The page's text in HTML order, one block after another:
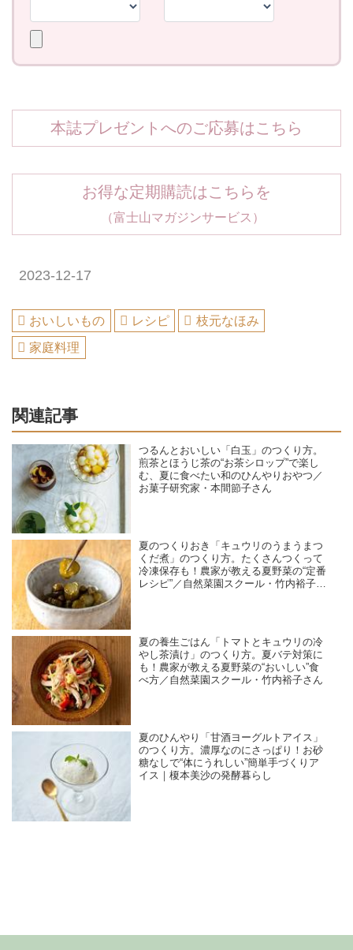
本誌プレゼントへのご応募はこちら
お得な定期購読はこちらを
（富士山マガジンサービス）
2023-12-17
おいしいもの レシピ
枝元なほみ
家庭料理
関連記事
つるんとおいしい「白玉」のつくり方。
煎茶とほうじ茶の“お茶シロップ”で楽し
む、夏に食べたい和のひんやりおやつ／
お菓子研究家・本間節子さん
夏のつくりおき「キュウリのうまうまつ
くだ煮」のつくり方。たくさんつくって
冷凍保存も！農家が教える夏野菜の“定番
レシピ”／自然菜園スクール・竹内裕子さ
夏の養生ごはん「トマトとキュウリの冷
やし茶漬け」のつくり方。夏バテ対策に
も！農家が教える夏野菜の“おいしい”食
べ方／自然菜園スクール・竹内裕子さん
夏のひんやり「甘酒ヨーグルトアイス」
のつくり方。濃厚なのにさっぱり！お砂
糖なしで“体にうれしい”簡単手づくりア
イス｜榎本美沙の発酵暮らし